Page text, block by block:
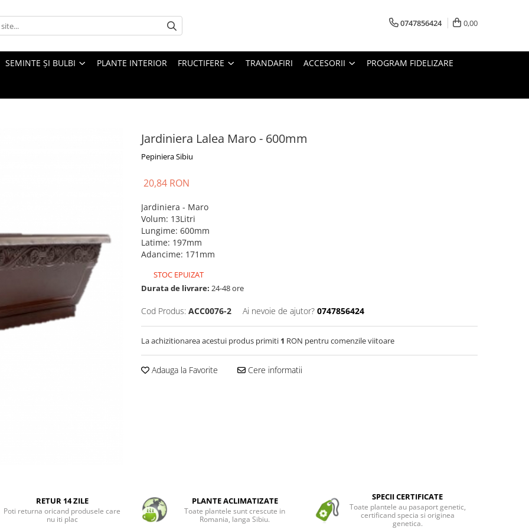
0747856424 0,00
SEMINTE ȘI BULBI PLANTE INTERIOR FRUCTIFERE TRANDAFIRI ACCESORII PROGRAM FIDELIZARE
Jardiniera Lalea Maro - 600mm
Pepiniera Sibiu
20,84 RON
Jardiniera - Maro
Volum: 13Litri
Lungime: 600mm
Latime: 197mm
Adancime: 171mm
STOC EPUIZAT
Durata de livrare: 24-48 ore
Cod Produs: ACC0076-2 Ai nevoie de ajutor? 0747856424
La achizitionarea acestui produs primiti 1 RON pentru comenzile viitoare
Adauga la Favorite Cere informatii
RETUR 14 ZILE
Poti returna oricand produsele care
nu iti plac
PLANTE ACLIMATIZATE
Toate plantele sunt crescute in
Romania, langa Sibiu.
SPECII CERTIFICATE
Toate plantele au pasaport genetic,
certificand specia si originea
genetica.